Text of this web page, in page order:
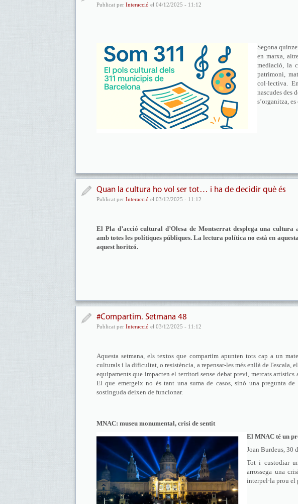
Publicat per Interacció el 04/12/2025 - 11:12
Segona
en marxa,
mediació, la
patrimoni,
col·lectiva.
nascudes des
s’organitza,
Quan la cultura ho vol ser tot… i ha de decidir què és
Publicat per Interacció el 03/12/2025 - 11:12
El Pla d’acció cultural d’Olesa de Montserrat desplega una
amb totes les polítiques públiques. La lectura política no està en
aquest horitzó.
#Compartim. Setmana 48
Publicat per Interacció el 03/12/2025 - 11:12
Aquesta setmana, els textos que compartim apunten tots cap a un
culturals i la dificultat, o resistència, a repensar-les més enllà de l'escala,
equipaments que impacten el territori sense debat previ, mercats
El que emergeix no és tant una suma de casos, sinó una pregunta
sostinguda deixen de funcionar.
MNAC: museu monumental, crisi de sentit
El MNAC té un
Joan Burdeus, 30
Tot i custodiar
arrossega una
interpel·la prou el